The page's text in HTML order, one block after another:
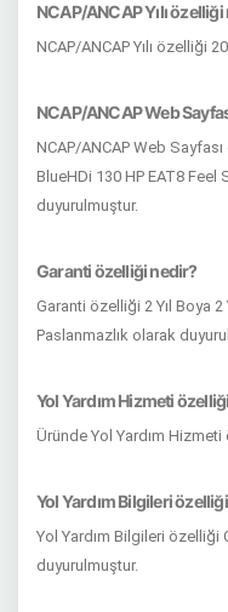
NCAP/ANCAP Yılı
NCAP/ANCAP Yılı özelliği
NCAP/ANCAP Web
NCAP/ANCAP Web
BlueHDi 130 HP EAT8 Feel
duyurulmuştur.
Garanti özelliği nedir?
Garanti özelliği 2 Yıl Boya 2
Paslanmazlık olarak
Yol Yardım Hizmeti
Üründe Yol Yardım
Yol Yardım Bilgileri
Yol Yardım Bilgileri özelliği
duyurulmuştur.